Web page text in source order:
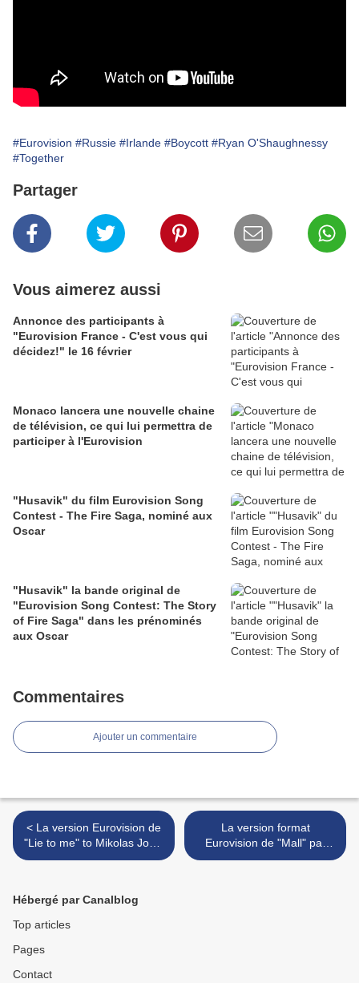
#Eurovision #Russie #Irlande #Boycott #Ryan O'Shaughnessy
#Together
Partager
Vous aimerez aussi
Annonce des participants à
"Eurovision France - C'est vous qui
décidez!" le 16 février
Monaco lancera une nouvelle chaine
de télévision, ce qui lui permettra de
participer à l'Eurovision
"Husavik" du film Eurovision Song
Contest - The Fire Saga, nominé aux
Oscar
"Husavik" la bande original de
"Eurovision Song Contest: The Story
of Fire Saga" dans les prénominés
aux Oscar
Commentaires
Ajouter un commentaire
< La version Eurovision de
"Lie to me" to Mikolas Josef
présentée
La version format
Eurovision de "Mall" par
Eugent Bushpepa pour
Hébergé par Canalblog
Top articles
Pages
Contact